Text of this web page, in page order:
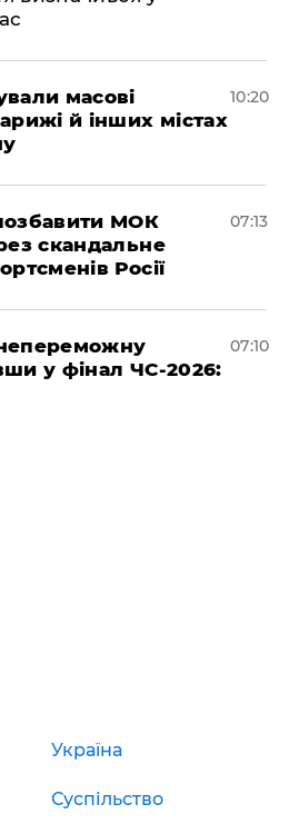
масові
й інших містах
10:20
МОК
скандальне
Росії
07:13
непереможну
у фінал ЧС-2026:
07:10
Україна
Суспільство